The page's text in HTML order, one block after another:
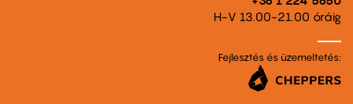
H-V 13.00-21.00 óráig
Fejlesztés és üzemeltetés: